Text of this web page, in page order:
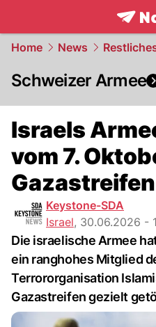
Home News
Schweizer Armee
Israels
vom 7.
Keystone-SDA
Israel, 30.06.2026 -
Die israelische Armee
ein ranghohes Mitglied
Terrororganisation
Gazastreifen gezielt